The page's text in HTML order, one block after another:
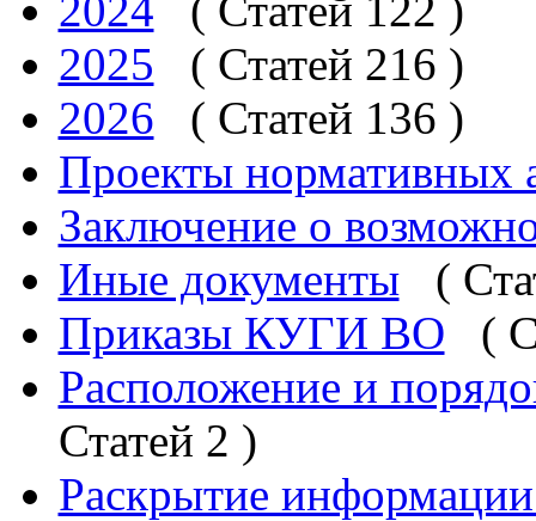
2025
( Статей 216 )
2026
( Статей 136 )
Проекты нормативных
Заключение о
Иные документы
(
Приказы КУГИ ВО
(
Расположение и
Статей 2 )
Раскрытие